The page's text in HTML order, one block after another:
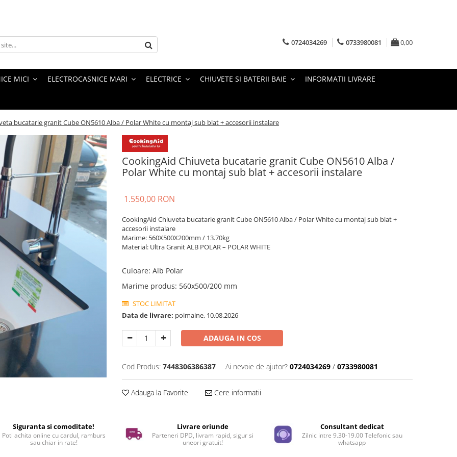
0724034269 0733980081 0,00
MICI ELECTROCASNICE MARI ELECTRICE CHIUVETE SI BATERII BAIE INFORMATII LIVRARE
bucatarie granit Cube ON5610 Alba / Polar White cu montaj sub blat + accesorii instalare
CookingAid Chiuveta bucatarie granit Cube ON5610 Alba /
Polar White cu montaj sub blat + accesorii instalare
1.550,00 RON
CookingAid Chiuveta bucatarie granit Cube ON5610 Alba / Polar White cu montaj sub blat +
accesorii instalare
Marime: 560X500X200mm / 13.70kg
Material: Ultra Granit ALB POLAR – POLAR WHITE
Culoare: Alb Polar
Marime produs: 560x500/200 mm
STOC LIMITAT
Data de livrare: poimaine, 10.08.2026
ADAUGA IN COS
Cod Produs: 7448306386387 Ai nevoie de ajutor? 0724034269 / 0733980081
Adauga la Favorite Cere informatii
Siguranta si comoditate!
Poti achita online cu cardul, ramburs
sau chiar in rate!
Livrare oriunde
Parteneri DPD, livram rapid, sigur si
uneori gratuit!
Consultant dedicat
Zilnic intre 9.30-19.00 Telefonic sau
whatsapp